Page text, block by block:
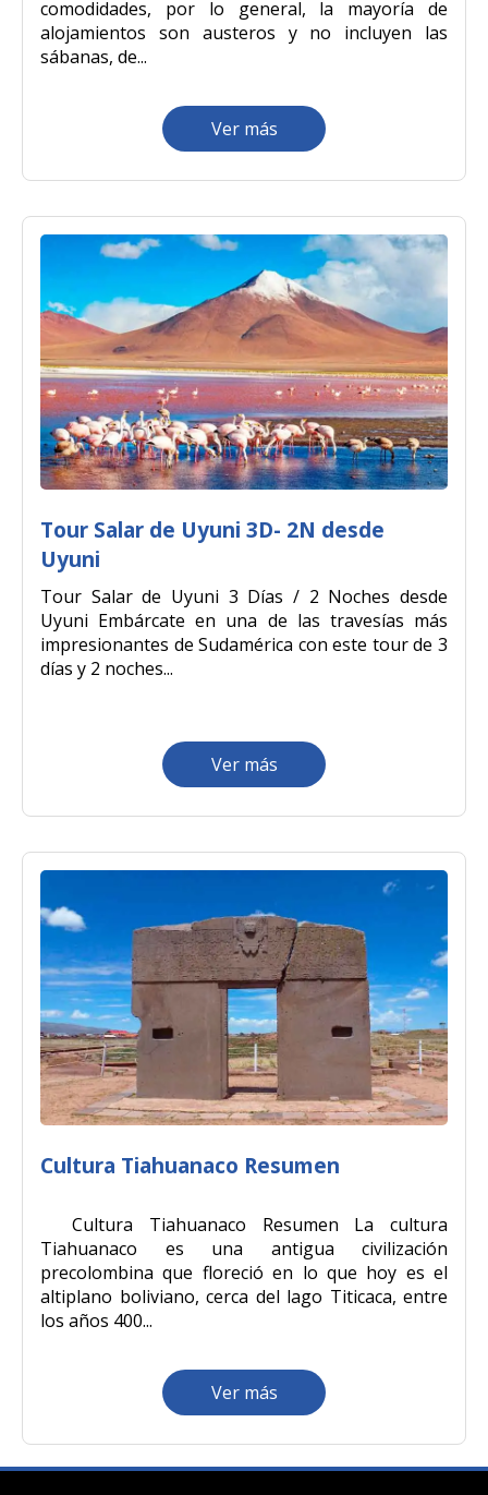
comodidades, por lo general, la mayoría de
alojamientos son austeros y no incluyen las
sábanas, de...
Ver más
Tour Salar de Uyuni 3D- 2N desde
Uyuni
Tour Salar de Uyuni 3 Días / 2 Noches desde
Uyuni Embárcate en una de las travesías más
impresionantes de Sudamérica con este tour de 3
días y 2 noches...
Ver más
Cultura Tiahuanaco Resumen
Cultura Tiahuanaco Resumen La cultura
Tiahuanaco es una antigua civilización
precolombina que floreció en lo que hoy es el
altiplano boliviano, cerca del lago Titicaca, entre
los años 400...
Ver más